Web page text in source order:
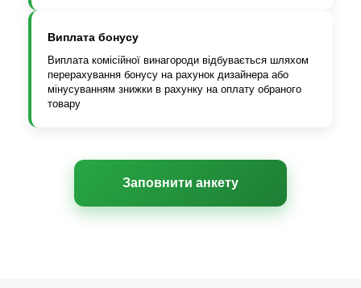
Виплата бонусу
Виплата комісійної винагороди відбувається шляхом
перерахування бонусу на рахунок дизайнера або
мінусуванням знижки в рахунку на оплату обраного
товару
Заповнити анкету